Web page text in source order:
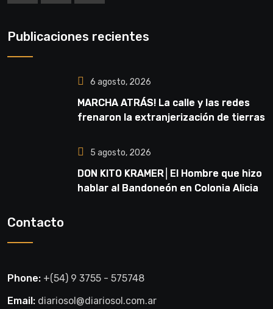
Publicaciones recientes
6 agosto, 2026
MARCHA ATRÁS! La calle y las redes
frenaron la extranjerización de tierras
5 agosto, 2026
DON KITO KRAMER│El Hombre que hizo
hablar al Bandoneón en Colonia Alicia
Contacto
Phone: +(54) 9 3755 - 575748
Email: diariosol@diariosol.com.ar